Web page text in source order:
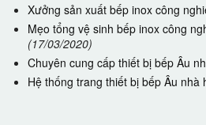
Xưởng sản xuất bếp inox công
Mẹo tổng vệ sinh bếp inox công
(17/03/2020)
Chuyên cung cấp thiết bị bếp Âu
Hệ thống trang thiết bị bếp Âu nhà